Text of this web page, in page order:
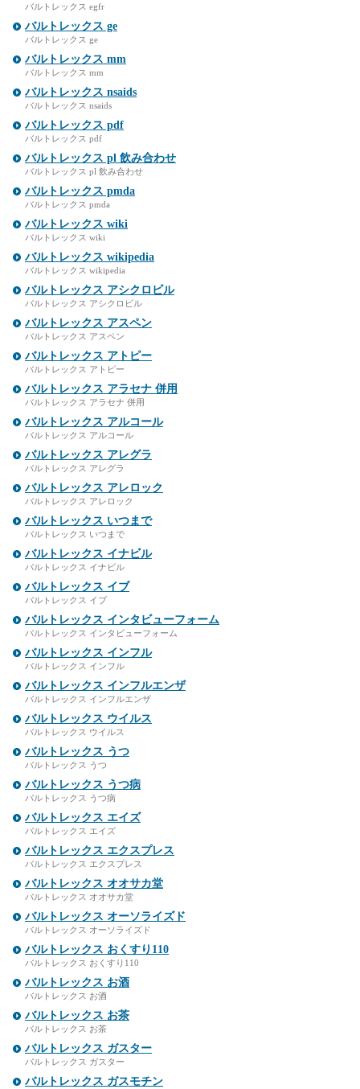
バルトレックス egfr
バルトレックス ge
バルトレックス ge
バルトレックス mm
バルトレックス mm
バルトレックス nsaids
バルトレックス nsaids
バルトレックス pdf
バルトレックス pdf
バルトレックス pl 飲み合わせ
バルトレックス pl 飲み合わせ
バルトレックス pmda
バルトレックス pmda
バルトレックス wiki
バルトレックス wiki
バルトレックス wikipedia
バルトレックス wikipedia
バルトレックス アシクロビル
バルトレックス アシクロビル
バルトレックス アスペン
バルトレックス アスペン
バルトレックス アトピー
バルトレックス アトピー
バルトレックス アラセナ 併用
バルトレックス アラセナ 併用
バルトレックス アルコール
バルトレックス アルコール
バルトレックス アレグラ
バルトレックス アレグラ
バルトレックス アレロック
バルトレックス アレロック
バルトレックス いつまで
バルトレックス いつまで
バルトレックス イナビル
バルトレックス イナビル
バルトレックス イブ
バルトレックス イブ
バルトレックス インタビューフォーム
バルトレックス インタビューフォーム
バルトレックス インフル
バルトレックス インフル
バルトレックス インフルエンザ
バルトレックス インフルエンザ
バルトレックス ウイルス
バルトレックス ウイルス
バルトレックス うつ
バルトレックス うつ
バルトレックス うつ病
バルトレックス うつ病
バルトレックス エイズ
バルトレックス エイズ
バルトレックス エクスプレス
バルトレックス エクスプレス
バルトレックス オオサカ堂
バルトレックス オオサカ堂
バルトレックス オーソライズド
バルトレックス オーソライズド
バルトレックス おくすり110
バルトレックス おくすり110
バルトレックス お酒
バルトレックス お酒
バルトレックス お茶
バルトレックス お茶
バルトレックス ガスター
バルトレックス ガスター
バルトレックス ガスモチン